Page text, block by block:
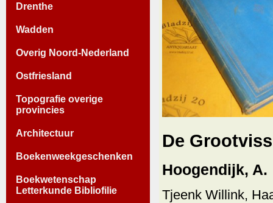
Drenthe
Wadden
Overig Noord-Nederland
Ostfriesland
Topografie overige
provincies
Architectuur
Boekenweekgeschenken
Boekwetenschap
Letterkunde Bibliofilie
De
Hoogendijk, A.
Tjeenk Willink,